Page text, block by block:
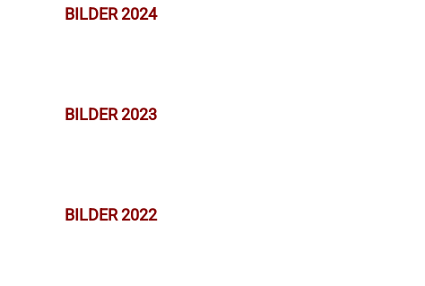
BILDER 2024
BILDER 2023
BILDER 2022